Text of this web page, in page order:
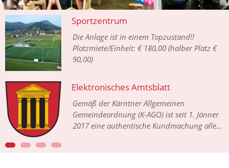
HERZLICH WILLKOMMEN
Sportzentrum
Die Anlage ist in einem Topzustand!!
Platzmiete/Einheit: € 180,00 (halber Platz €
90,00)
Elektronisches Amtsblatt
Gemäß der Kärntner Allgemeinen
Gemeindeordnung (K-AGO) ist seit 1. Jänner
2017 eine authentische Kundmachung aller